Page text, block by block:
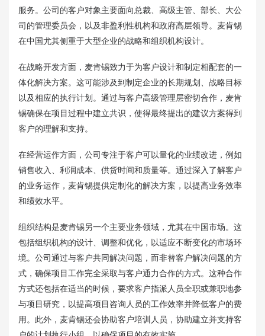
服务。公司的客户对象主要面向总裁、高级主管、部长、大公
司的管理委员会，以及非盈利性机构和政府高层领导。麦肯锡
在中国尤其侧重于大型企业的战略和组织机构设计。
在战略开发方面，麦肯锡致力于为客户设计和制定相配套的一
体化解决方案。这可能涉及到制定企业的长期规划、战略目标
以及相应的执行计划。通过与客户高级管理层密切合作，麦肯
锡确保在项目过程中建立共识，使得最终提出的建议方案得到
客户的理解和支持。
在经营运作方面，公司专注于客户可以量化的业绩改进，例如
销售收入、利润成本、供货时间和质量等。通过深入了解客户
的业务运作，麦肯锡提供定制化的解决方案，以提高业务效率
和绩效水平。
组织结构是麦肯锡另一个主要业务领域，尤其在中国市场。这
包括组织机构的设计、调整和优化，以适应不断变化的市场环
境。公司通过与客户共同解决问题，而非替客户解决问题的方
式，确保项目工作完全采取与客户通力合作的方式。这种合作
方式还包括在适当的时候，要求客户指派人员全职或兼职地参
与项目研究，以提高项目咨询人员的工作效率并降低客户的费
用。此外，麦肯锡还会协助客户培训人员，协助建立并支持客